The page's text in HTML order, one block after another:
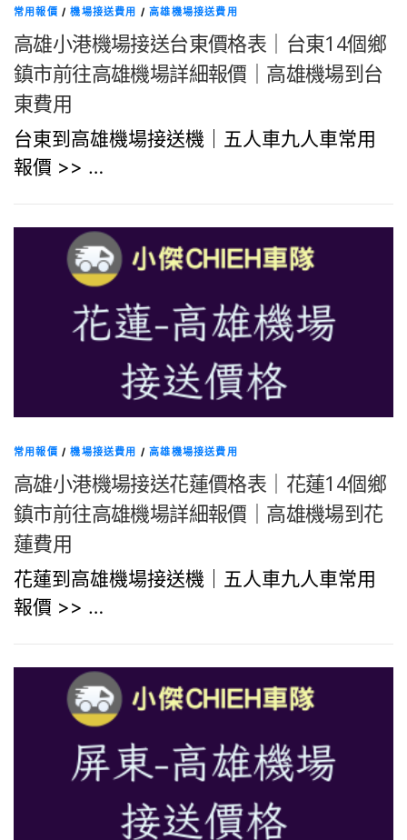
常用報價 /機場接送費用 /高雄機場接送費用
高雄小港機場接送台東價格表｜台東14個鄉
鎮市前往高雄機場詳細報價｜高雄機場到台
東費用
台東到高雄機場接送機｜五人車九人車常用
報價 >> …
常用報價 /機場接送費用 /高雄機場接送費用
高雄小港機場接送花蓮價格表｜花蓮14個鄉
鎮市前往高雄機場詳細報價｜高雄機場到花
蓮費用
花蓮到高雄機場接送機｜五人車九人車常用
報價 >> …